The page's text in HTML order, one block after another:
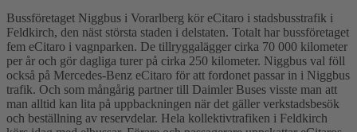
Bussföretaget Niggbus i Vorarlberg kör eCitaro i stadsbusstrafik i
Feldkirch, den näst största staden i delstaten. Totalt har bussföretaget
fem eCitaro i vagnparken. De tillryggalägger cirka 70 000 kilometer
per år och gör dagliga turer på cirka 250 kilometer. Niggbus val föll
också på Mercedes-Benz eCitaro för att fordonet passar in i Niggbus
trafik. Och som mångårig partner till Daimler Buses visste man att
man alltid kan lita på uppbackningen när det gäller verkstadsbesök
och beställning av reservdelar. Hela kollektivtrafiken i Feldkirch